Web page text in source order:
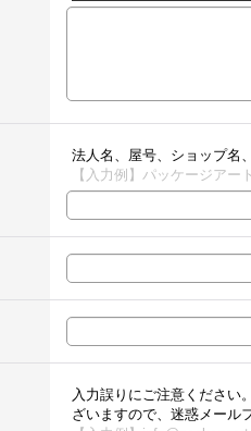
法人名、屋号、ショップ名
【入力例】パッケージアー
入力誤りにご注意ください
ざいますので、迷惑メール